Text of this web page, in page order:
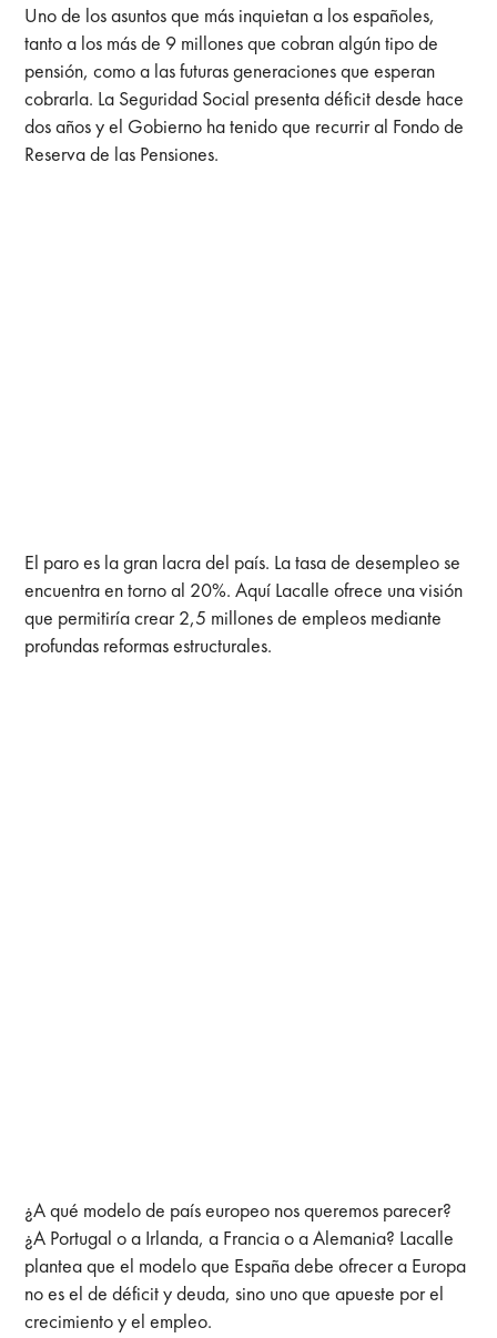
Uno de los asuntos que más inquietan a los españoles,
tanto a los más de 9 millones que cobran algún tipo de
pensión, como a las futuras generaciones que esperan
cobrarla. La Seguridad Social presenta déficit desde hace
dos años y el Gobierno ha tenido que recurrir al Fondo de
Reserva de las Pensiones.
El paro es la gran lacra del país. La tasa de desempleo se
encuentra en torno al 20%. Aquí Lacalle ofrece una visión
que permitiría crear 2,5 millones de empleos mediante
profundas reformas estructurales.
¿A qué modelo de país europeo nos queremos parecer?
¿A Portugal o a Irlanda, a Francia o a Alemania? Lacalle
plantea que el modelo que España debe ofrecer a Europa
no es el de déficit y deuda, sino uno que apueste por el
crecimiento y el empleo.